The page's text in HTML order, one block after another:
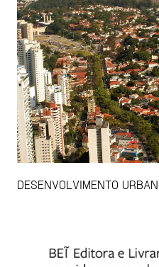
DESENVOLVIMENTO